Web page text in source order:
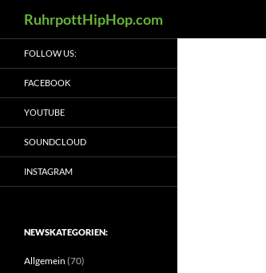
Inhalt
springen
RuhrpottHipHop.com
FOLLOW US:
FACEBOOK
YOUTUBE
SOUNDCLOUD
INSTAGRAM
NEWSKATEGORIEN:
Allgemein (70)